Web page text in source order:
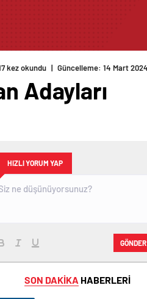
Adayları
HIZLI YORUM YAP
GÖNDER
SON DAKİKA HABERLERİ